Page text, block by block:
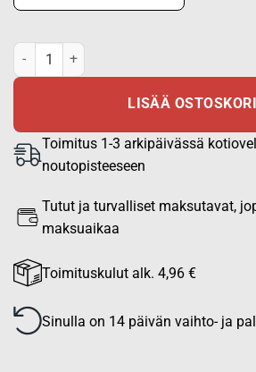
M05 Tactical sadetakki, M05 metsäkuvio
LISÄÄ
Toimitus 1-3 arkipäivässä
noutopisteeseen
Tutut ja turvalliset maksutavat,
maksuaikaa
Toimituskulut alk. 4,96 €
Sinulla on 14 päivän vaihto- ja